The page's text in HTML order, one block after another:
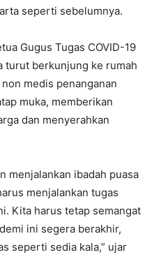
seperti sebelumnya.
Gugus Tugas COVID-19
turut berkunjung ke rumah
medis penanganan
muka, memberikan
dan menyerahkan
menjalankan ibadah puasa
menjalankan tugas
Kita harus tetap semangat
ini segera berakhir,
seperti sedia kala,” ujar